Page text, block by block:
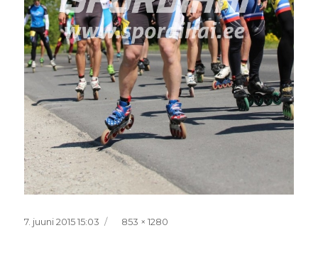
Postitatud
7. juuni 2015 15:03 Täissuurus
853 × 1280